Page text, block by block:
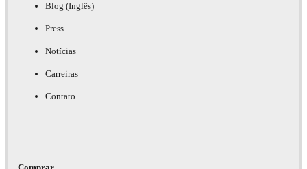
Blog (Inglês)
Press
Notícias
Carreiras
Contato
Comprar